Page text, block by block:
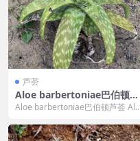
芦荟
Aloe barbertoniae巴伯顿芦
荟
Aloe barbertoniae巴伯顿芦荟 Alo